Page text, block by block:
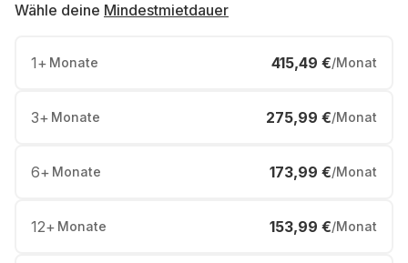
Wähle deine Mindestmietdauer
1+ Monate 415,49 €/Monat
3+ Monate 275,99 €/Monat
6+ Monate 173,99 €/Monat
12+ Monate 153,99 €/Monat